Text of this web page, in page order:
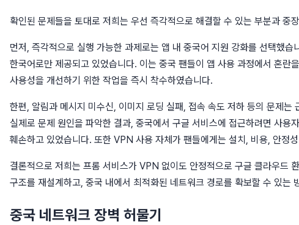
확인된 문제들을 토대로 저희는 우선 즉각적으로 해결할 수 있는 부분과
먼저, 즉각적으로 실행 가능한 과제로는 앱 내 중국어 지원 강화를 선택했
한국어로만 제공되고 있었습니다. 이는 중국 팬들이 앱 사용 과정에서 혼
사용성을 개선하기 위한 작업을 즉시 착수하였습니다.
한편, 알림과 메시지 미수신, 이미지 로딩 실패, 접속 속도 저하 등의 문제
실제로 문제 원인을 파악한 결과, 중국에서 구글 서비스에 접근하려면 사
훼손하고 있었습니다. 또한 VPN 사용 자체가 팬들에게는 설치, 비용, 안정
결론적으로 저희는 프롬 서비스가 VPN 없이도 안정적으로 구글 클라우드
구조를 재설계하고, 중국 내에서 최적화된 네트워크 경로를 확보할 수 있는
중국 네트워크 장벽 허물기